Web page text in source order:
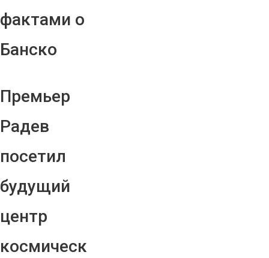
фактами о
Банско
Премьер
Радев
посетил
будущий
центр
космическ